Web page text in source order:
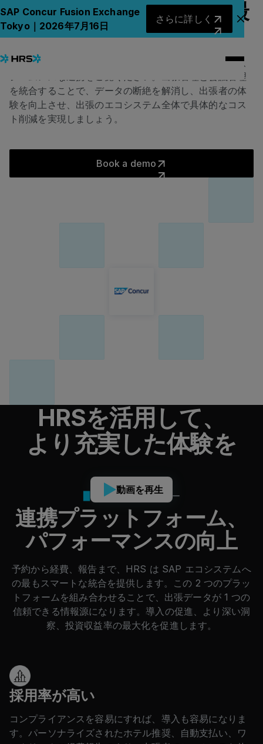
SAP Concur Fusion Exchange
Tokyo｜2026年7月16日
さらに詳しく
さらに詳しく
ア
HRS で SAPコンカーを最
大限に活用しましょう
SAPコンカーと HRSが公式パートナーとして実現する、
シームレスな連携をご覧ください。出張管理と会議管理
を統合することで、データの断絶を解消し、出張者の体
験を向上させ、出張のエコシステム全体で具体的なコス
ト削減を実現しましょう。
Book a demo
HRSを活用して、
より充実した体験を
動画を再生
HRS X SAP コンカー
連携プラットフォーム、
パフォーマンスの向上
予約から経費、報告まで、HRS は SAP エコシステムへ
の最もスマートな統合を提供します。この 2 つのプラッ
トフォームを組み合わせることで、出張データが 1 つの
信頼できる情報源になります。導入の促進、より深い洞
察、投資収益率の最大化を促進します。
採用率が高い
コンプライアンスを容易にすれば、導入も容易になりま
す。パーソナライズされたホテル推奨、自動支払い、ワ